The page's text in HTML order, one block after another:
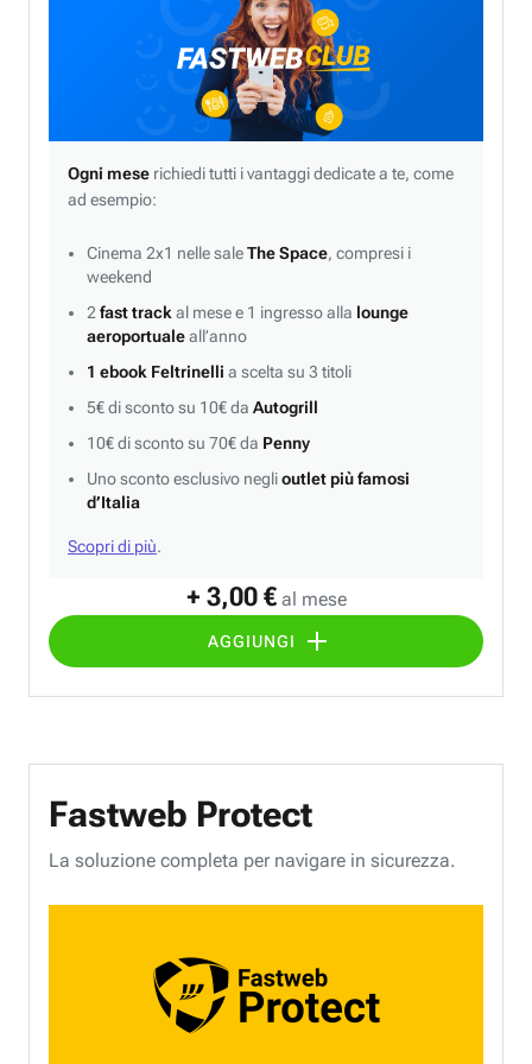
+ 3,00 € al mese
AGGIUNGI
Ogni mese richiedi tutti i vantaggi dedicate a te, come
ad esempio:
Cinema 2x1 nelle saleThe Space, compresi i
weekend
2 fast track al mese e 1 ingresso alla lounge
aeroportualeall’anno
1 ebook Feltrinelli a scelta su 3 titoli
5€ di sconto su 10€ da Autogrill
10€ di sconto su 70€ da Penny
Uno sconto esclusivo neglioutlet più famosi
d’Italia
Scopri di più.
Fastweb Protect
La soluzione completa per navigare in sicurezza.